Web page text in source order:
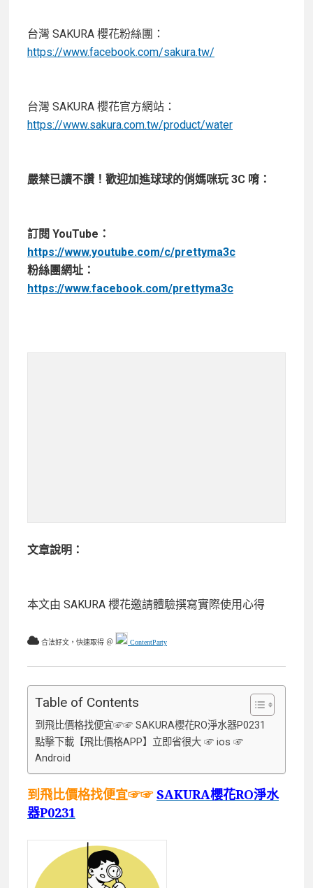
台灣 SAKURA 櫻花粉絲團：
https://www.facebook.com/sakura.tw/
台灣 SAKURA 櫻花官方網站：
https://www.sakura.com.tw/product/water
嚴禁已讀不讚！歡迎加進球球的俏媽咪玩 3C 唷：
訂閱 YouTube：
https://www.youtube.com/c/prettyma3c
粉絲團網址：
https://www.facebook.com/prettyma3c
文章說明：
本文由 SAKURA 櫻花邀請體驗撰寫實際使用心得
合法好文，快速取得 ＠ ContentParty
Table of Contents
到飛比價格找便宜☞☞ SAKURA櫻花RO淨水器P0231
點擊下載【飛比價格APP】立即省很大 ☞ ios ☞
Android
到飛比價格找便宜☞☞ SAKURA櫻花RO淨水
器P0231